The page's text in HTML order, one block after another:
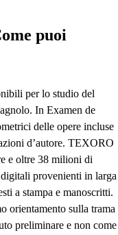
puoi
per lo studio del
In Examen de
delle opere incluse
d’autore. TEXORO
e oltre 38 milioni di
provenienti in larga
a stampa e manoscritti.
orientamento sulla trama
preliminare e non come